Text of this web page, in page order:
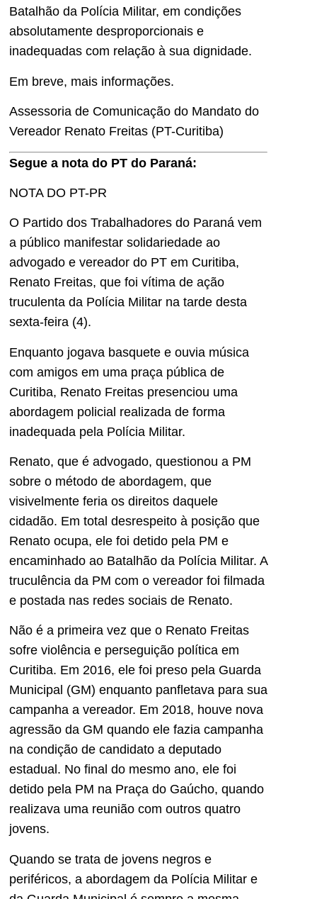
Batalhão da Polícia Militar, em condições
absolutamente desproporcionais e
inadequadas com relação à sua dignidade.
Em breve, mais informações.
Assessoria de Comunicação do Mandato do
Vereador Renato Freitas (PT-Curitiba)
Segue a nota do PT do Paraná:
NOTA DO PT-PR
O Partido dos Trabalhadores do Paraná vem
a público manifestar solidariedade ao
advogado e vereador do PT em Curitiba,
Renato Freitas, que foi vítima de ação
truculenta da Polícia Militar na tarde desta
sexta-feira (4).
Enquanto jogava basquete e ouvia música
com amigos em uma praça pública de
Curitiba, Renato Freitas presenciou uma
abordagem policial realizada de forma
inadequada pela Polícia Militar.
Renato, que é advogado, questionou a PM
sobre o método de abordagem, que
visivelmente feria os direitos daquele
cidadão. Em total desrespeito à posição que
Renato ocupa, ele foi detido pela PM e
encaminhado ao Batalhão da Polícia Militar. A
truculência da PM com o vereador foi filmada
e postada nas redes sociais de Renato.
Não é a primeira vez que o Renato Freitas
sofre violência e perseguição política em
Curitiba. Em 2016, ele foi preso pela Guarda
Municipal (GM) enquanto panfletava para sua
campanha a vereador. Em 2018, houve nova
agressão da GM quando ele fazia campanha
na condição de candidato a deputado
estadual. No final do mesmo ano, ele foi
detido pela PM na Praça do Gaúcho, quando
realizava uma reunião com outros quatro
jovens.
Quando se trata de jovens negros e
periféricos, a abordagem da Polícia Militar e